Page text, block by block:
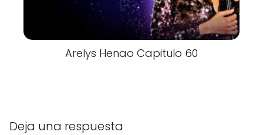
Arelys Henao Capitulo 60
Deja una respuesta